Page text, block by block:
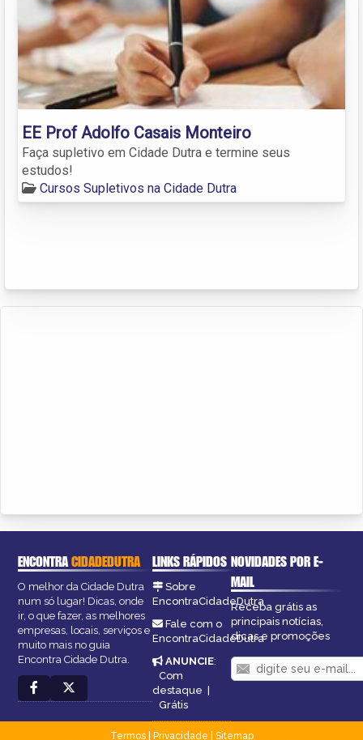
EE Prof Adolfo Casais Monteiro
Faça supletivo em Cidade Dutra e termine seus
estudos!
Cursos Supletivos na Cidade Dutra
ENCONTRACIDADEDUTRA
O melhor da Cidade Dutra
num só lugar! Dicas, onde
ir, o que fazer, as melhores
empresas, locais, serviços e
muito mais no guia
Encontra Cidade Dutra.
LINKS RÁPIDOS
Sobre
EncontraCidadeDutra
Fale com o
EncontraCidadeDutra
ANUNCIE:
Com
destaque |
Grátis
NOVIDADES POR E-
MAIL
Receba grátis as
principais notícias,
dicas e promoções
Termos| Privacidade
Sitemap